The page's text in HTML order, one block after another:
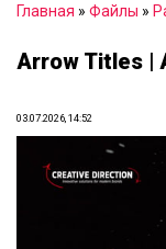
Главная » Файлы »
Arrow Titles |
03.07.2026, 14:52